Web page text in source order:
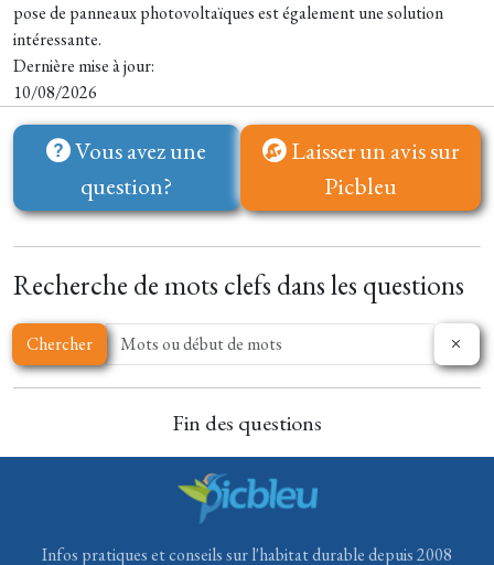
pose de panneaux photovoltaïques est également une solution
intéressante.
Dernière mise à jour:
10/08/2026
Vous avez une
question?
Laisser un avis sur
Picbleu
Recherche de mots clefs dans les questions
Chercher
Fin des questions
Infos pratiques et conseils sur l'habitat durable depuis 2008